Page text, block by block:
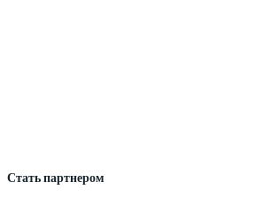
Стать партнером